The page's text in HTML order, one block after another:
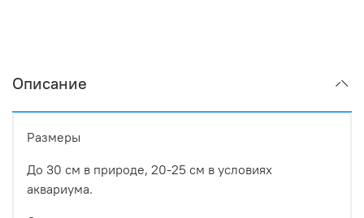
Описание
Размеры
До 30 см в природе, 20-25 см в условиях
аквариума.